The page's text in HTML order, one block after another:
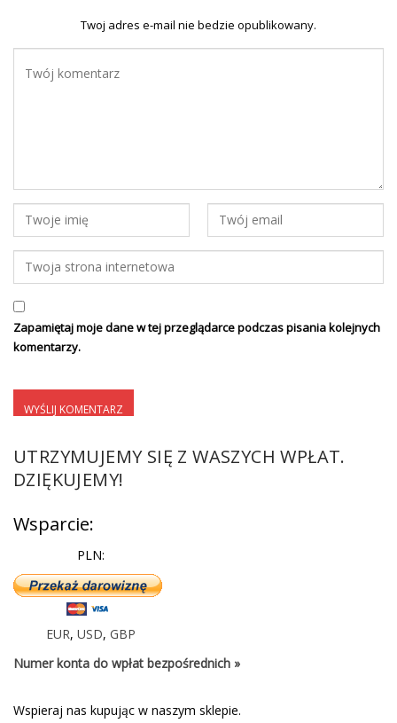
Twoj adres e-mail nie bedzie opublikowany.
Zapamiętaj moje dane w tej przeglądarce podczas pisania kolejnych
komentarzy.
UTRZYMUJEMY SIĘ Z WASZYCH WPŁAT.
DZIĘKUJEMY!
Wsparcie:
PLN:
EUR, USD, GBP
Numer konta do wpłat bezpośrednich »
Wspieraj nas kupując w naszym sklepie.